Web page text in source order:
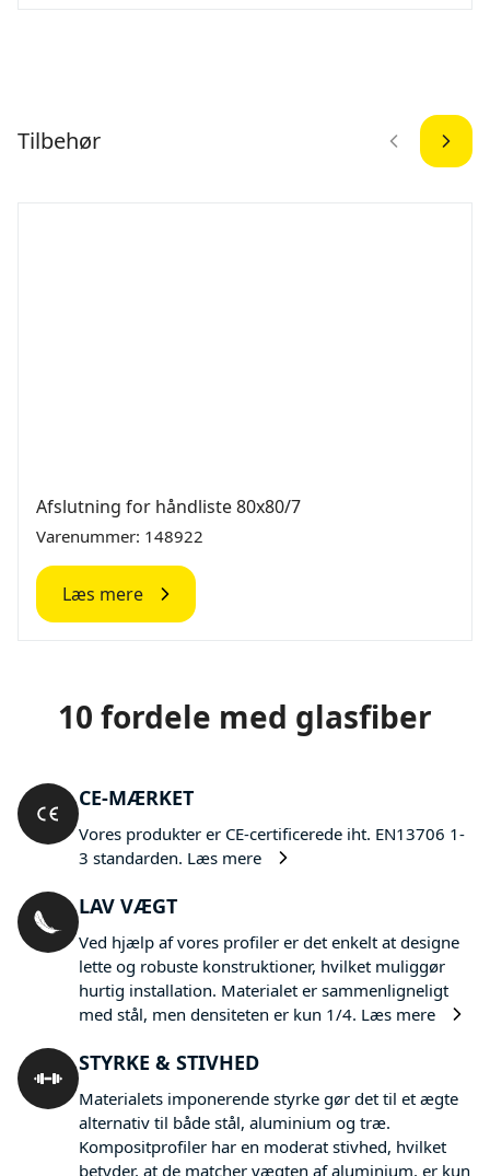
Tilbehør
Afslutning for håndliste 80x80/7
Varenummer: 148922
Læs mere
10 fordele med glasfiber
CE-MÆRKET
Vores produkter er CE-certificerede iht. EN13706 1-
3 standarden. Læs mere
LAV VÆGT
Ved hjælp af vores profiler er det enkelt at designe
lette og robuste konstruktioner, hvilket muliggør
hurtig installation. Materialet er sammenligneligt
med stål, men densiteten er kun 1/4. Læs mere
STYRKE & STIVHED
Materialets imponerende styrke gør det til et ægte
alternativ til både stål, aluminium og træ.
Kompositprofiler har en moderat stivhed, hvilket
betyder, at de matcher vægten af aluminium, er kun